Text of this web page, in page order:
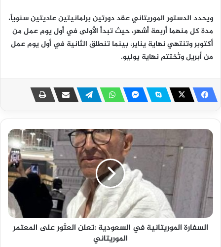
ويحدد الدستور الموريتاني عقد دورتين برلمانيتين عاديتين سنوياً،
مدة كل منهما أربعة أشهر، حيث تبدأ الأولى في أول يوم عمل من
أكتوبر وتنتهي نهاية يناير، بينما تنطلق الثانية في أول يوم عمل
من أبريل وتُختتم نهاية يوليو.
السفارة الموريتانية في السعودية :تعلن العثور على المعتمر
الموريتاني